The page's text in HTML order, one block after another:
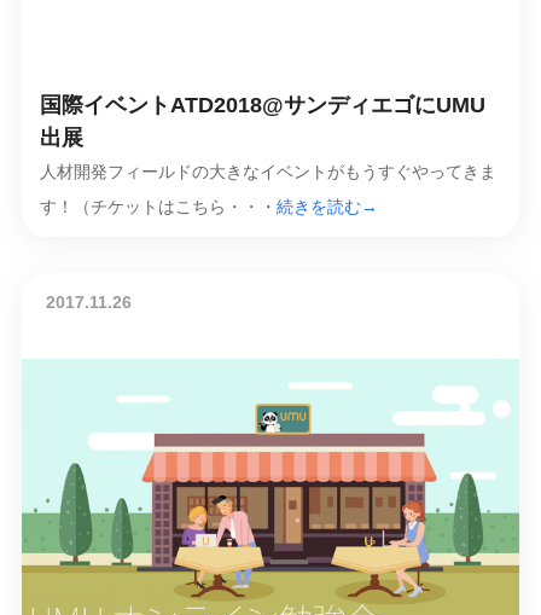
国際イベントATD2018@サンディエゴにUMU
出展
人材開発フィールドの大きなイベントがもうすぐやってきま
す！（チケットはこちら・・・ 続きを読む→
2017.11.26